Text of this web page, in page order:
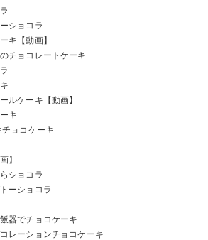
ショコラ
キ【動画】
チョコレートケーキ
ルケーキ【動画】
キ
ョコケーキ
】
ショコラ
ーショコラ
器でチョコケーキ
レーションチョコケーキ